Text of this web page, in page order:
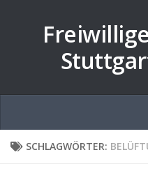
SCHLAGWÖRTER: